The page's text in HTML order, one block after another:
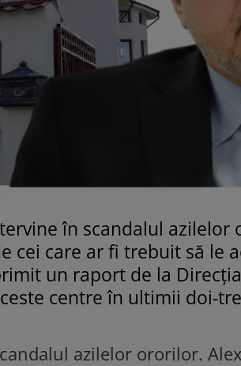
în scandalul azilelor
cei care ar fi trebuit să le
un raport de la
centre în ultimii doi-
azilelor ororilor.